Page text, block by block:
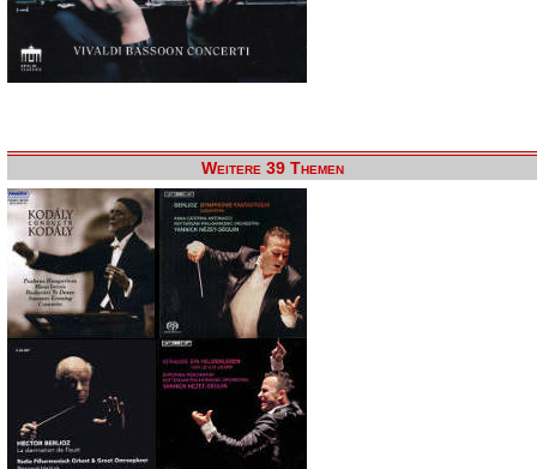
Weitere 39 Themen